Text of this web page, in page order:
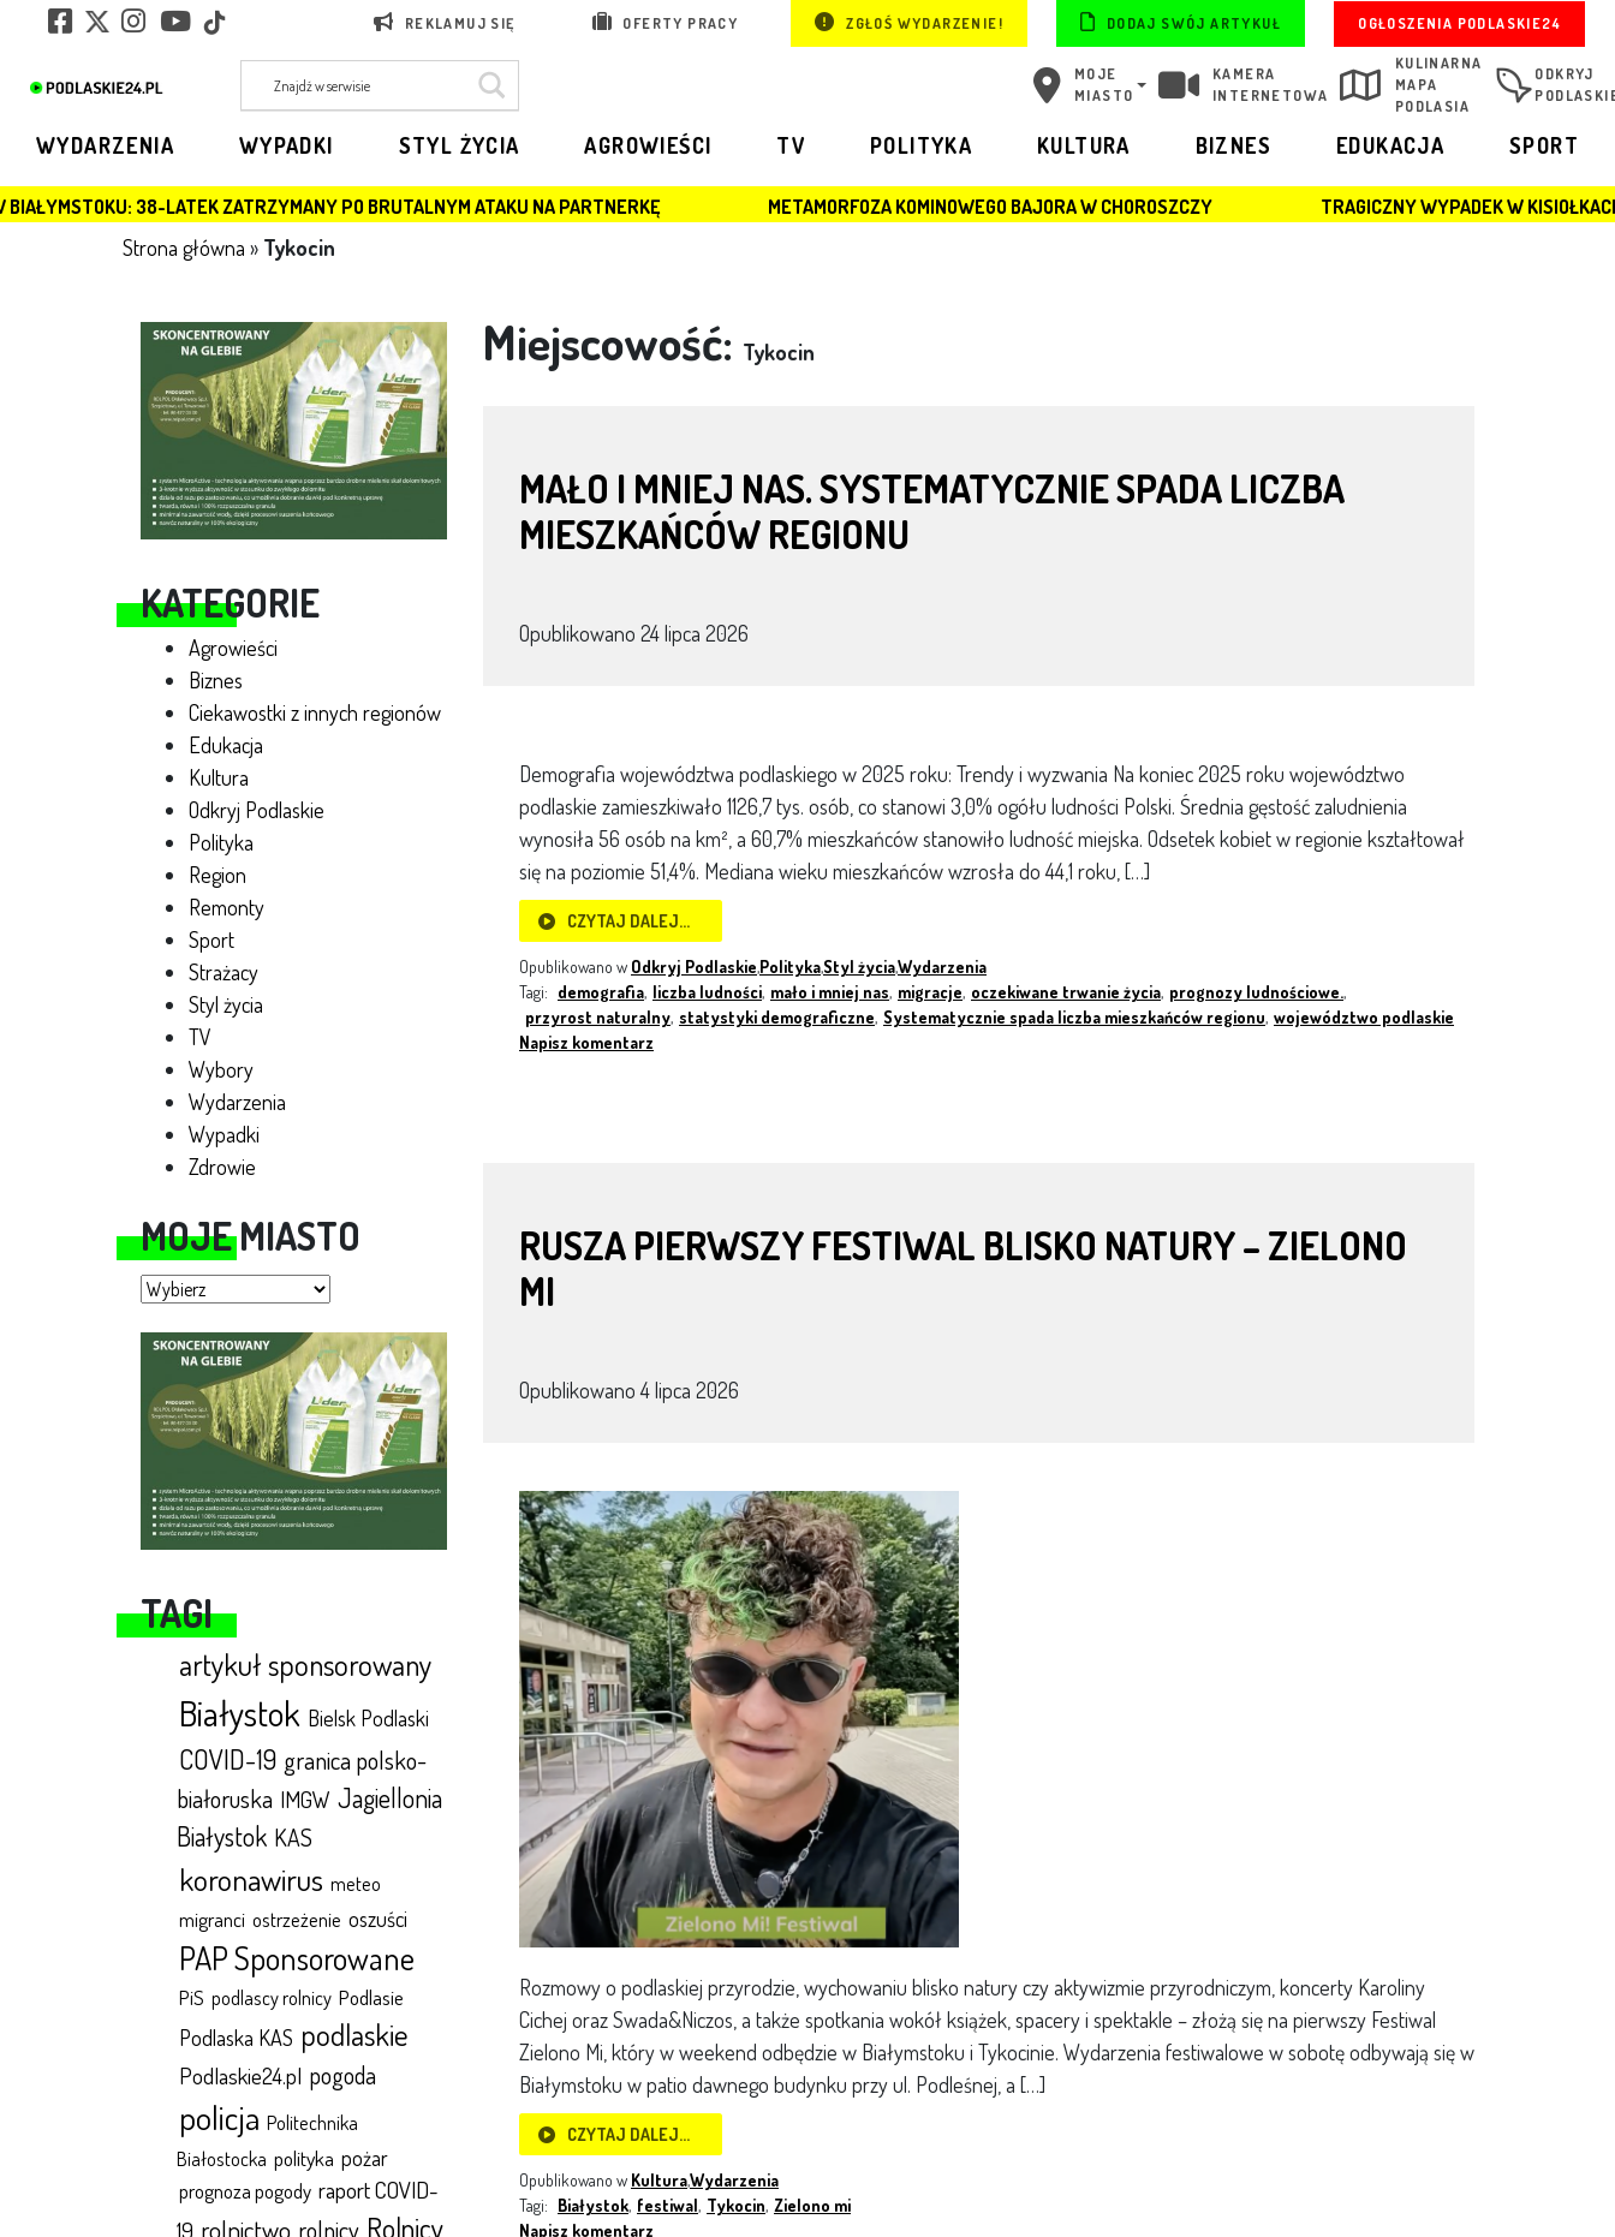
REKLAMUJ SIĘ OFERTY PRACY ZGŁOŚ WYDARZENIE! DODAJ SWÓJ ARTYKUŁ OGŁOSZENIA PODLASKIE24
MOJE
MIASTO
KAMERA
INTERNETOWA
KULINARNA
MAPA
PODLASIA
ODKRYJ
WYDARZENIA WYPADKI STYL ŻYCIA AGROWIEŚCI TV POLITYKA KULTURA BIZNES EDUKACJA SPORT
LATEK ZATRZYMANY PO BRUTALNYM ATAKU NA PARTNERKĘ METAMORFOZA KOMINOWEGO BAJORA W CHOROSZCZY TRAGICZNY WYPADEK W KISIOŁKACH: MŁODY
Strona główna » Tykocin
KATEGORIE
Agrowieści
Biznes
Ciekawostki z innych regionów
Edukacja
Kultura
Odkryj Podlaskie
Polityka
Region
Remonty
Sport
Strażacy
Styl życia
TV
Wybory
Wydarzenia
Wypadki
Zdrowie
MOJE MIASTO
Moje miasto
TAGI
artykuł sponsorowany
Białystok Bielsk Podlaski
COVID-19 granica polsko-
białoruska IMGW Jagiellonia
Białystok KAS
koronawirus meteo
migranci ostrzeżenie oszuści
PAP Sponsorowane
PiS podlascy rolnicy Podlasie
Podlaska KAS podlaskie
Podlaskie24.pl pogoda
policja Politechnika
Białostocka polityka pożar
prognoza pogody raport COVID-
19 rolnictwo rolnicy Rolnicy
Miejscowość: Tykocin
MAŁO I MNIEJ NAS. SYSTEMATYCZNIE SPADA LICZBA
MIESZKAŃCÓW REGIONU
Opublikowano 24 lipca 2026
Demografia województwa podlaskiego w 2025 roku: Trendy i wyzwania Na koniec 2025 roku województwo
podlaskie zamieszkiwało 1126,7 tys. osób, co stanowi 3,0% ogółu ludności Polski. Średnia gęstość zaludnienia
wynosiła 56 osób na km², a 60,7% mieszkańców stanowiło ludność miejska. Odsetek kobiet w regionie kształtował
się na poziomie 51,4%. Mediana wieku mieszkańców wzrosła do 44,1 roku, […]
CZYTAJ DALEJ…
Opublikowano w Odkryj Podlaskie,Polityka,Styl życia,Wydarzenia
Tagi: demografia, liczba ludności, mało i mniej nas, migracje, oczekiwane trwanie życia, prognozy ludnościowe.,
przyrost naturalny, statystyki demograficzne, Systematycznie spada liczba mieszkańców regionu, województwo podlaskie
Napisz komentarz
RUSZA PIERWSZY FESTIWAL BLISKO NATURY – ZIELONO
MI
Opublikowano 4 lipca 2026
Rozmowy o podlaskiej przyrodzie, wychowaniu blisko natury czy aktywizmie przyrodniczym, koncerty Karoliny
Cichej oraz Swada&Niczos, a także spotkania wokół książek, spacery i spektakle – złożą się na pierwszy Festiwal
Zielono Mi, który w weekend odbędzie w Białymstoku i Tykocinie. Wydarzenia festiwalowe w sobotę odbywają się w
Białymstoku w patio dawnego budynku przy ul. Podleśnej, a […]
CZYTAJ DALEJ…
Opublikowano w Kultura,Wydarzenia
Tagi: Białystok, festiwal, Tykocin, Zielono mi
Napisz komentarz